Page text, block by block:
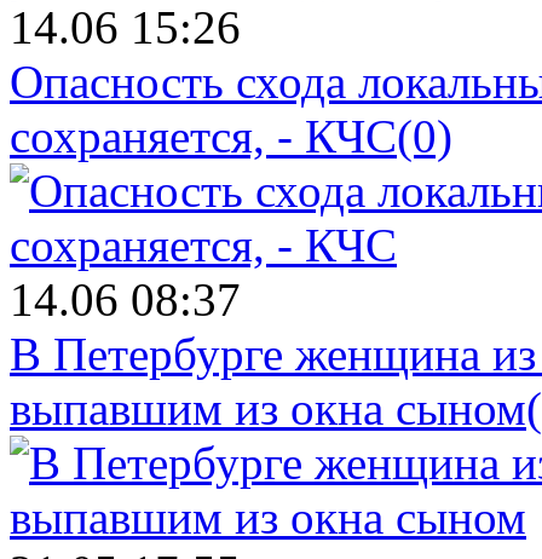
14.06 15:26
Опасность схода
сохраняется, - КЧС(0)
14.06 08:37
В Петербурге женщина
выпавшим из окна сыном